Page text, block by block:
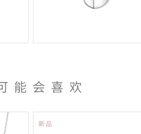
能会喜欢
新品